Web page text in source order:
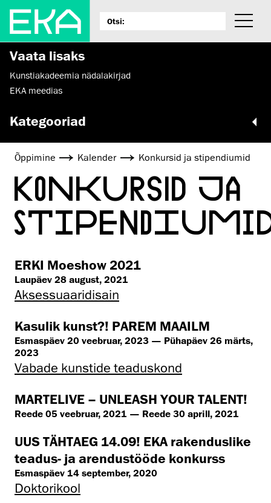
Vaata lisaks
Kunstiakadeemia nädalakirjad
EKA meedias
Kategooriad
Õppimine Kalender Konkursid ja stipendiumid
KONKURSID JA
ERKI Moeshow 2021
Laupäev 28 august, 2021
Aksessuaaridisain
Kasulik kunst?! PAREM MAAILM
Esmaspäev 20 veebruar, 2023 — Pühapäev 26 märts,
2023
Vabade kunstide teaduskond
MARTELIVE – UNLEASH YOUR TALENT!
Reede 05 veebruar, 2021 — Reede 30 aprill, 2021
UUS TÄHTAEG 14.09! EKA rakenduslike
teadus- ja arendustööde konkurss
Esmaspäev 14 september, 2020
Doktorikool